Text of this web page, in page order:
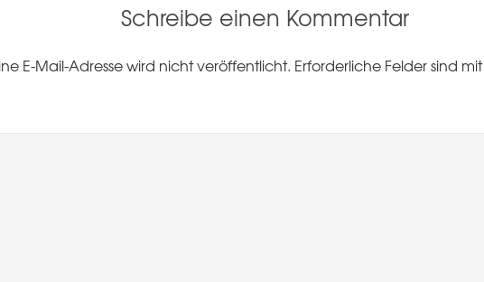
Schreibe einen Kommentar
E-Mail-Adresse wird nicht veröffentlicht. Erforderliche Felder sind mit